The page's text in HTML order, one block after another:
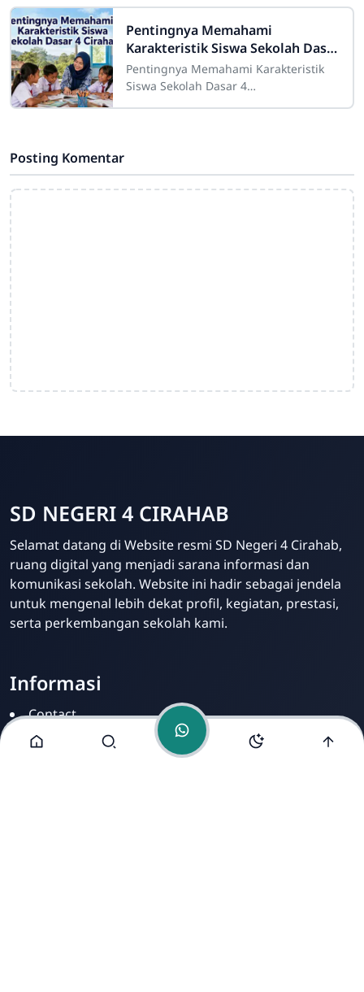
Admin
Online
sekolah dasar merupakan strategi
pembelajaran
Pentingnya Memahami
Karakteristik Siswa Sekolah Dasar
4 Cirahab
Pentingnya Memahami Karakteristik
Siswa Sekolah Dasar 4
Posting Komentar
SD NEGERI 4 CIRAHAB
Selamat datang di Website resmi SD Negeri 4 Cirahab,
ruang digital yang menjadi sarana informasi dan
komunikasi sekolah. Website ini hadir sebagai jendela
untuk mengenal lebih dekat profil, kegiatan, prestasi,
serta perkembangan sekolah kami.
Informasi
Contact
Disclamer